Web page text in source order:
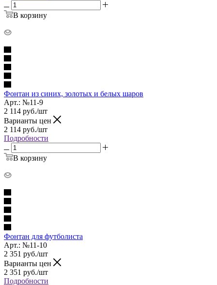
В корзину
Фонтан из синих, золотых и белых шаров
Арт.: №11-9
2 114 руб./шт
Варианты цен
2 114 руб./шт
Подробности
В корзину
Фонтан для футболиста
Арт.: №11-10
2 351 руб./шт
Варианты цен
2 351 руб./шт
Подробности